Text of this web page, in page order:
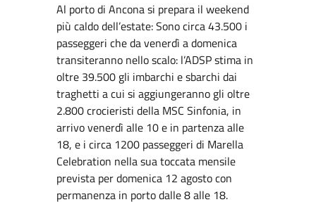
Al porto di Ancona si prepara il weekend
più caldo dell’estate: Sono circa 43.500 i
passeggeri che da venerdì a domenica
transiteranno nello scalo: l’ADSP stima in
oltre 39.500 gli imbarchi e sbarchi dai
traghetti a cui si aggiungeranno gli oltre
2.800 crocieristi della MSC Sinfonia, in
arrivo venerdì alle 10 e in partenza alle
18, e i circa 1200 passeggeri di Marella
Celebration nella sua toccata mensile
prevista per domenica 12 agosto con
permanenza in porto dalle 8 alle 18.